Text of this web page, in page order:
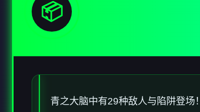
📦
青之大脑中有29种敌人与陷阱登场！